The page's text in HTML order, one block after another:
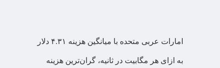
امارات عربی متحده با میانگین هزینه ۴.۳۱ دلار
به ازای هر مگابیت در ثانیه، گران‌ترین هزینه